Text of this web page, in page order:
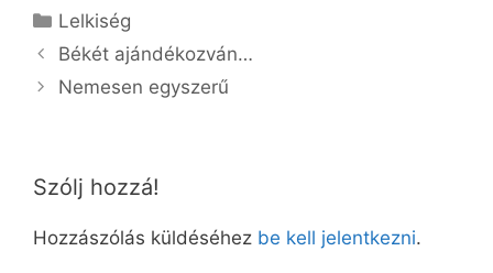
Kategória
Lelkiség
Békét ajándékozván…
Nemesen egyszerű
Szólj hozzá!
Hozzászólás küldéséhez be kell jelentkezni.